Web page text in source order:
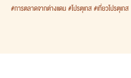
#การตลาดจากต่างแดน#โปรตุเกส#เที่ยวโปรตุเกส